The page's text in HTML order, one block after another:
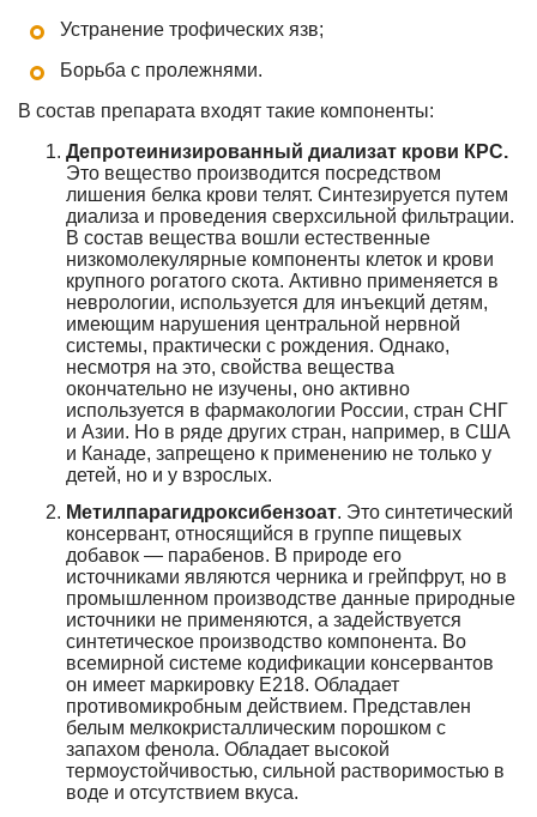
Устранение трофических язв;
Борьба с пролежнями.
В состав препарата входят такие компоненты:
Депротеинизированный диализат крови КРС.
Это вещество производится посредством
лишения белка крови телят. Синтезируется путем
диализа и проведения сверхсильной фильтрации.
В состав вещества вошли естественные
низкомолекулярные компоненты клеток и крови
крупного рогатого скота. Активно применяется в
неврологии, используется для инъекций детям,
имеющим нарушения центральной нервной
системы, практически с рождения. Однако,
несмотря на это, свойства вещества
окончательно не изучены, оно активно
используется в фармакологии России, стран СНГ
и Азии. Но в ряде других стран, например, в США
и Канаде, запрещено к применению не только у
детей, но и у взрослых.
Метилпарагидроксибензоат. Это синтетический
консервант, относящийся в группе пищевых
добавок — парабенов. В природе его
источниками являются черника и грейпфрут, но в
промышленном производстве данные природные
источники не применяются, а задействуется
синтетическое производство компонента. Во
всемирной системе кодификации консервантов
он имеет маркировку Е218. Обладает
противомикробным действием. Представлен
белым мелкокристаллическим порошком с
запахом фенола. Обладает высокой
термоустойчивостью, сильной растворимостью в
воде и отсутствием вкуса.